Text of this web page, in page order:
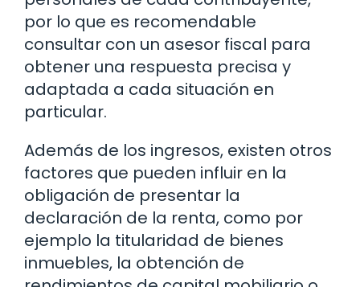
por lo que es recomendable
consultar con un asesor fiscal para
obtener una respuesta precisa y
adaptada a cada situación en
particular.
Además de los ingresos, existen otros
factores que pueden influir en la
obligación de presentar la
declaración de la renta, como por
ejemplo la titularidad de bienes
inmuebles, la obtención de